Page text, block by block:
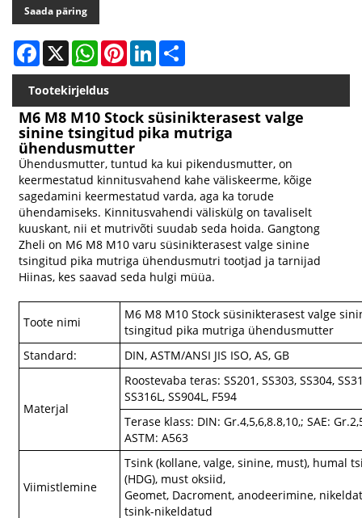
Saada päring
Facebook
X WhatsAppPinterestLinkedIn
Tootekirjeldus
M6 M8 M10 Stock süsinikterasest valge
sinine tsingitud pika mutriga
ühendusmutter
Ühendusmutter, tuntud ka kui pikendusmutter, on
keermestatud kinnitusvahend kahe väliskeerme, kõige
sagedamini keermestatud varda, aga ka torude
ühendamiseks. Kinnitusvahendi väliskülg on tavaliselt
kuuskant, nii et mutrivõti suudab seda hoida. Gangtong
Zheli on M6 M8 M10 varu süsinikterasest valge sinine
tsingitud pika mutriga ühendusmutri tootjad ja tarnijad
Hiinas, kes saavad seda hulgi müüa.
Toote nimi
M6 M8 M10 Stock süsinikterasest valge
tsingitud pika mutriga ühendusmutter
Standard:
DIN, ASTM/ANSI JIS ISO, AS, GB
Materjal
Roostevaba teras: SS201, SS303, SS304,
SS316L, SS904L, F594
Terase klass: DIN: Gr.4,5,6,8.8,10,; SAE:
ASTM: A563
Viimistlemine
Tsink (kollane, valge, sinine, must), humal
(HDG), must oksiid,
Geomet, Dacroment, anodeerimine,
tsink-nikeldatud